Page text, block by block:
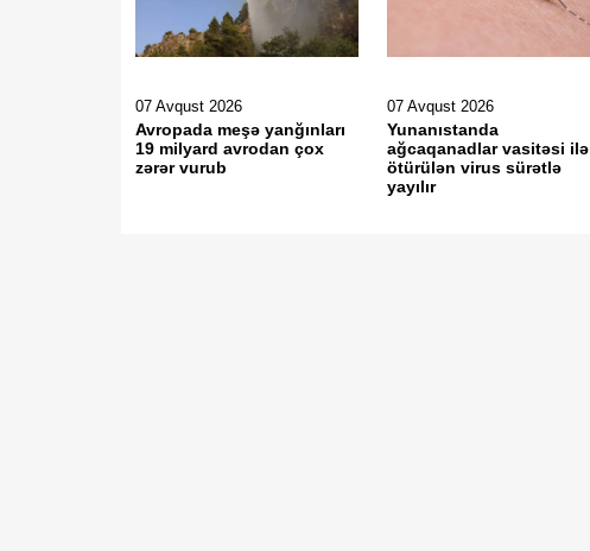
07 Avqust 2026
Avropada meşə yanğınları
19 milyard avrodan çox
zərər vurub
07 Avqust 2026
Yunanıstanda
ağcaqanadlar vasitəsi ilə
ötürülən virus sürətlə
yayılır